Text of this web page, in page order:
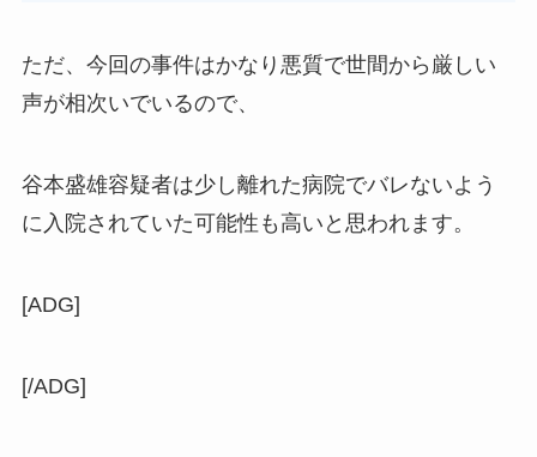
ただ、今回の事件はかなり悪質で世間から厳しい
声が相次いでいるので、
谷本盛雄容疑者は少し離れた病院でバレないよう
に入院されていた可能性も高いと思われます。
[ADG]
[/ADG]